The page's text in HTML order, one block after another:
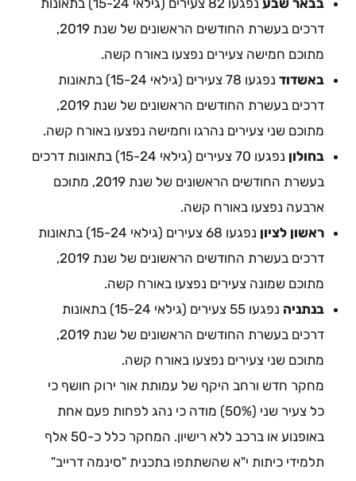
בבאר שבע
נפגעו 82 צעירים (גילאי 15-24) בתאונות
דרכים בעשרת החודשים הראשונים של שנת 2019,
מתוכם חמישה צעירים נפצעו באורח קשה.
באשדוד
נפגעו 78 צעירים (גילאי 15-24) בתאונות
דרכים בעשרת החודשים הראשונים של שנת 2019,
מתוכם שני צעירים נהרגו וחמישה נפצעו באורח קשה.
בחולון
נפגעו 70 צעירים (גילאי 15-24) בתאונות דרכים
בעשרת החודשים הראשונים של שנת 2019, מתוכם
ארבעה נפצעו באורח קשה.
ראשון לציון
נפגעו 68 צעירים (גילאי 15-24) בתאונות
דרכים בעשרת החודשים הראשונים של שנת 2019,
מתוכם שמונה צעירים נפצעו באורח קשה.
בנתניה
נפגעו 55 צעירים (גילאי 15-24) בתאונות
דרכים בעשרת החודשים הראשונים של שנת 2019,
מתוכם שני צעירים נפצעו באורח קשה.
מחקר חדש ורחב היקף של עמותת אור ירוק חושף כי
כל צעיר שני (50%) מודה כי נהג לפחות פעם אחת
באופנוע או ברכב ללא רישיון. המחקר כלל כ-50 אלף
תלמידי כיתות י"א שהשתתפו בתכנית "סינמה דרייב"